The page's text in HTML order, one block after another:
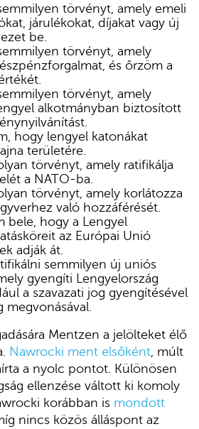
törvényt, amely emeli
járulékokat, díjakat vagy új
be.
törvényt, amely
és őrzöm a
törvényt, amely
alkotmányban biztosított
hogy lengyel katonákat
területére.
törvényt, amely ratifikálja
a NATO-ba.
törvényt, amely korlátozza
való hozzáférését.
bele, hogy a Lengyel
az Európai Unió
adják át.
semmilyen új uniós
gyengíti Lengyelország
a szavazati jog gyengítésével
megvonásával.
Mentzen a jelölteket élő
Nawrocki ment elsőként, múlt
a nyolc pontot. Különösen
ellenzése váltott ki komoly
korábban is mondott
nincs közös álláspont az